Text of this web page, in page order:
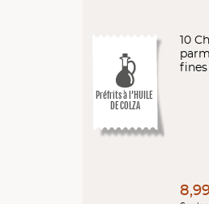
Préfrits à l’HUILE
DE COLZA
10